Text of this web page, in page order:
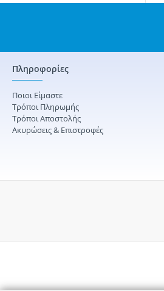
Πληροφορίες
Ποιοι Είμαστε
Τρόποι Πληρωμής
Τρόποι Αποστολής
Ακυρώσεις & Επιστροφές